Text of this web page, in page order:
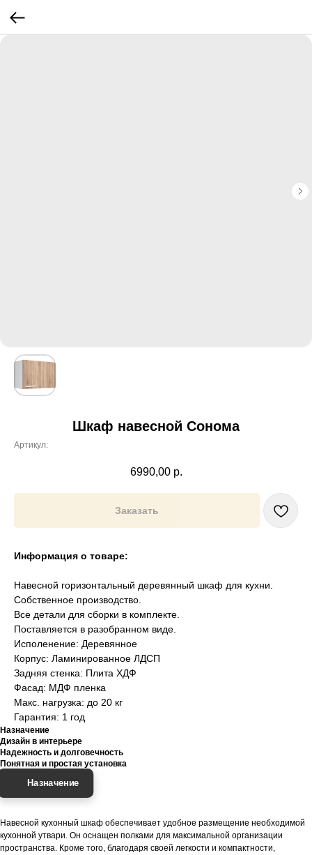
Шкаф навесной Сонома
Артикул:
6990,00 р.
Заказать
Информация о товаре:
Навесной горизонтальный деревянный шкаф для кухни.
Собственное производство.
Все детали для сборки в комплекте.
Поставляется в разобранном виде.
Исполенение: Деревянное
Корпус: Ламинированное ЛДСП
Задняя стенка: Плита ХДФ
Фасад: МДФ пленка
Макс. нагрузка: до 20 кг
Гарантия: 1 год
Назначение
Дизайн в интерьере
Надежность и долговечность
Понятная и простая установка
Назначение
Навесной кухонный шкаф обеспечивает удобное размещение необходимой
кухонной утвари. Он оснащен полками для максимальной организации
пространства. Кроме того, благодаря своей легкости и компактности,